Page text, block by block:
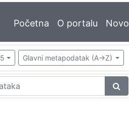
Početna O portalu Novo
Glavni metapodatak (A->Z)